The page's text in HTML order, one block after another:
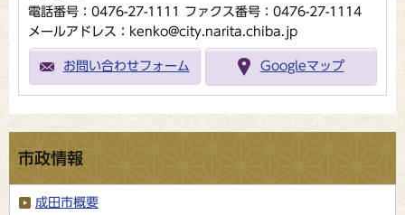
電話番号：0476-27-1111
ファクス番号：0476-27-1114
メールアドレス：kenko@city.narita.chiba.jp
お問い合わせフォーム Googleマップ
市政情報
成田市概要